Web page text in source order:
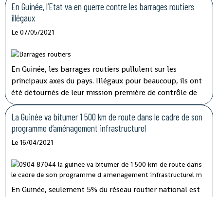
En Guinée, l’Etat va en guerre contre les barrages routiers
illégaux
Le 07/05/2021
En Guinée, les barrages routiers pullulent sur les
principaux axes du pays. Illégaux pour beaucoup, ils ont
été détournés de leur mission première de contrôle de
sécurité pour devenir des niches de rançonnement. Le
préjudice causé aux transporteurs et aux usagers de la
route est important.
La Guinée va bitumer 1 500 km de route dans le cadre de son
programme d’aménagement infrastructurel
Le 16/04/2021
En Guinée, seulement 5% du réseau routier national est